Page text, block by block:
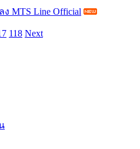
ง MTS Line Official
118 Next